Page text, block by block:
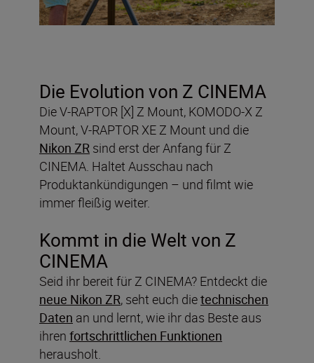
Die Evolution von Z CINEMA
Die V-RAPTOR [X] Z Mount, KOMODO-X Z
Mount, V-RAPTOR XE Z Mount und die
Nikon ZR sind erst der Anfang für Z
CINEMA. Haltet Ausschau nach
Produktankündigungen – und filmt wie
immer fleißig weiter.
Kommt in die Welt von Z
CINEMA
Seid ihr bereit für Z CINEMA? Entdeckt die
neue Nikon ZR, seht euch dietechnischen
Daten an und lernt, wie ihr das Beste aus
ihren fortschrittlichen Funktionen
herausholt.